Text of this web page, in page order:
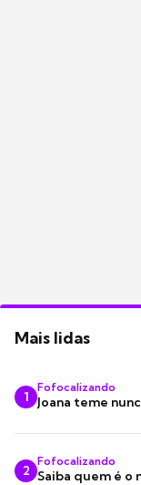
Mais lidas
1
Fofocalizando
Joana teme
2
Fofocalizando
Saiba quem é o